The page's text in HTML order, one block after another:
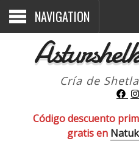
NAVIGATION
Cría de
Código descuento
gratis en